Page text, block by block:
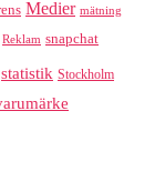
Medier mätning
Reklam snapchat
statistik Stockholm